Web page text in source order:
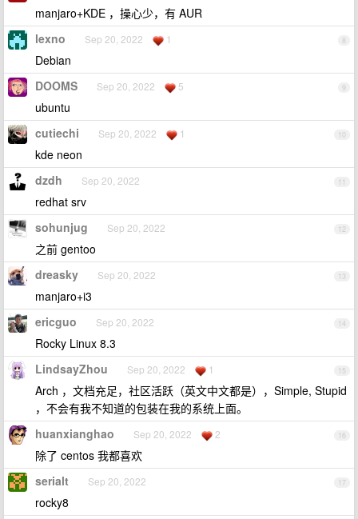
manjaro+KDE ，操心少，有 AUR
8
lexno Sep 20, 2022 1
Debian
9
DOOMS Sep 20, 2022 5
ubuntu
10
cutiechi Sep 20, 2022 1
kde neon
11
dzdh Sep 20, 2022
redhat srv
12
sohunjug Sep 20, 2022
之前 gentoo
13
dreasky Sep 20, 2022
manjaro+i3
14
ericguo Sep 20, 2022
Rocky Linux 8.3
15
LindsayZhou Sep 20, 2022 1
Arch ，文档充足，社区活跃（英文中文都是），Simple, Stupid
，不会有我不知道的包装在我的系统上面。
16
huanxianghao Sep 20, 2022 2
除了 centos 我都喜欢
17
serialt Sep 20, 2022
rocky8